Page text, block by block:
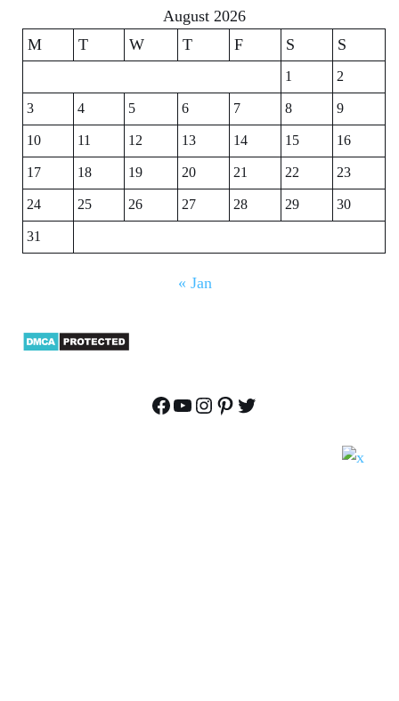
August 2026
M
T W T F S S
1
2
3
4 5 6 7 8
9
10
11 12 13 14 15
16
17
18 19 20 21 22
23
24
25 26 27 28 29
30
31
« Jan